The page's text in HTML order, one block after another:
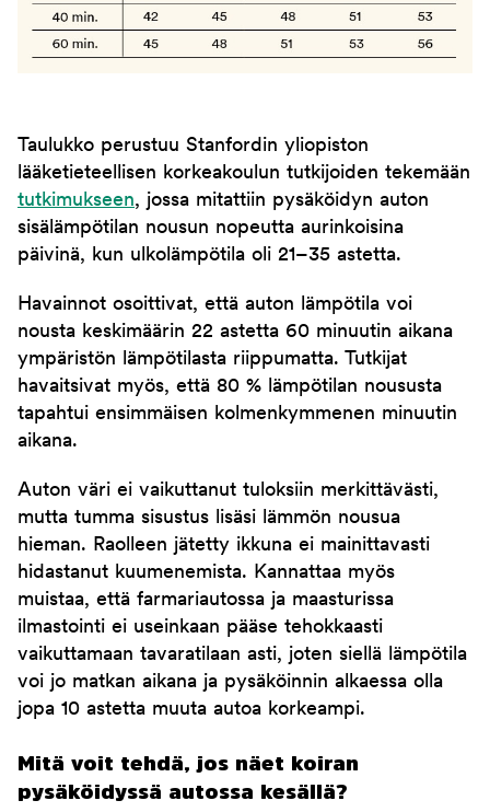
Taulukko perustuu Stanfordin yliopiston
lääketieteellisen korkeakoulun tutkijoiden tekemään
tutkimukseen, jossa mitattiin pysäköidyn auton
sisälämpötilan nousun nopeutta aurinkoisina
päivinä, kun ulkolämpötila oli 21–35 astetta.
Havainnot osoittivat, että auton lämpötila voi
nousta keskimäärin 22 astetta 60 minuutin aikana
ympäristön lämpötilasta riippumatta. Tutkijat
havaitsivat myös, että 80 % lämpötilan noususta
tapahtui ensimmäisen kolmenkymmenen minuutin
aikana.
Auton väri ei vaikuttanut tuloksiin merkittävästi,
mutta tumma sisustus lisäsi lämmön nousua
hieman. Raolleen jätetty ikkuna ei mainittavasti
hidastanut kuumenemista. Kannattaa myös
muistaa, että farmariautossa ja maasturissa
ilmastointi ei useinkaan pääse tehokkaasti
vaikuttamaan tavaratilaan asti, joten siellä lämpötila
voi jo matkan aikana ja pysäköinnin alkaessa olla
jopa 10 astetta muuta autoa korkeampi.
Mitä voit tehdä, jos näet koiran
pysäköidyssä autossa kesällä?